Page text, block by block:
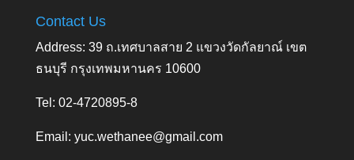
Contact Us
Address: 39 ถ.เทศบาลสาย 2 แขวงวัดกัลยาณ์ เขต
ธนบุรี กรุงเทพมหานคร 10600
Tel: 02-4720895-8
Email: yuc.wethanee@gmail.com